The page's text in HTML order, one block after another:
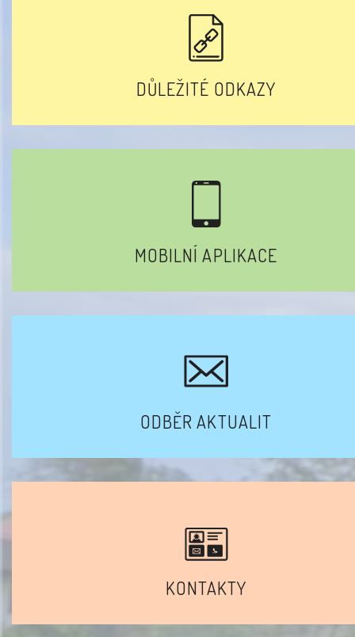
DŮLEŽITÉ ODKAZY
MOBILNÍ APLIKACE
ODBĚR AKTUALIT
KONTAKTY